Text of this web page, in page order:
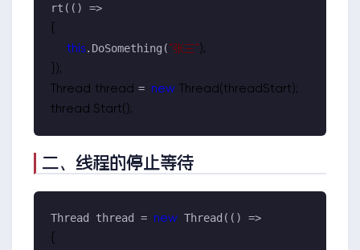
rt(() =>
{
this .DoSomething( "张三" );
});
Thread thread = new Thread(threadStart);
thread.Start();
二、 线程的停止等待
Thread thread = new Thread(() =>
{